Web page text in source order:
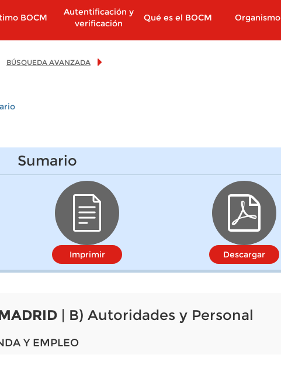
BOCM
Autentificación y
verificación
Qué es el BOCM Organismo
BÚSQUEDA AVANZADA
Sumario
Imprimir Descargar
| B) Autoridades y Personal
Y EMPLEO